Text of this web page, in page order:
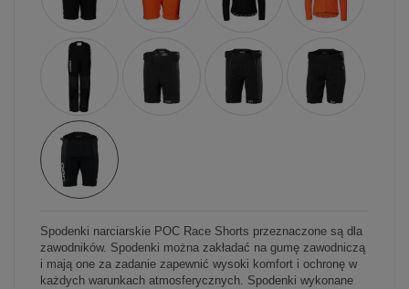
Spodenki narciarskie POC Race Shorts przeznaczone są dla
zawodników. Spodenki można zakładać na gumę zawodniczą
i mają one za zadanie zapewnić wysoki komfort i ochronę w
każdych warunkach atmosferycznych. Spodenki wykonane